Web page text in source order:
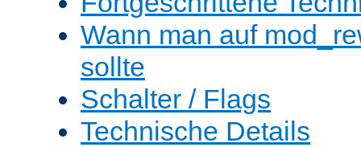
Wann man auf
sollte
Schalter / Flags
Technische Details